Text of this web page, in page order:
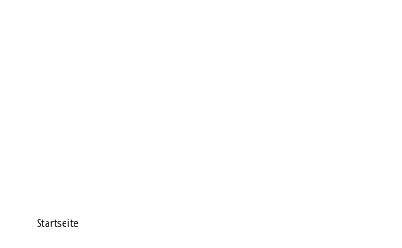
Startseite